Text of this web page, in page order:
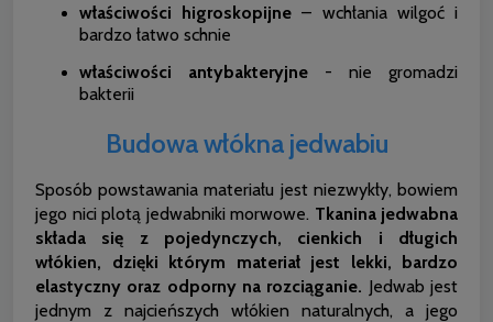
właściwości higroskopijne – wchłania wilgoć i
bardzo łatwo schnie
właściwości antybakteryjne - nie gromadzi
bakterii
Budowa włókna jedwabiu
Sposób powstawania materiału jest niezwykły, bowiem
jego nici plotą jedwabniki morwowe. Tkanina jedwabna
składa się z pojedynczych, cienkich i długich
włókien, dzięki którym materiał jest lekki, bardzo
elastyczny oraz odporny na rozciąganie. Jedwab jest
jednym z najcieńszych włókien naturalnych, a jego